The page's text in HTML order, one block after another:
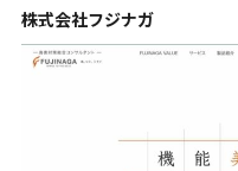
株式会社フジナガ